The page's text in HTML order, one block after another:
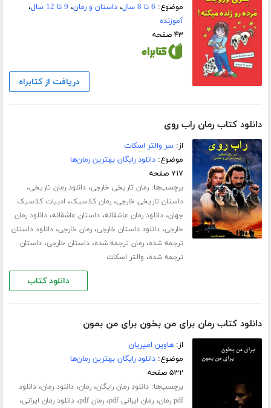
موضوع: 6 تا 8 سال ،داستان و رمان، 9 تا 12 سال
،
آموزنده
۴۳ صفحه
دریافت از کتابراه
دانلود کتاب رمان راب روی
از:سر والتر اسکات
موضوع:دانلود رایگان بهترین رمان‌ها
۷۱۷ صفحه
برچسب‌ها:رمان تاریخی خارجی،دانلود رمان تاریخی،
داستان تاریخی خارجی،رمان کلاسیک، ادبیات کلاسیک
جهان،دانلود رمان عاشقانه،داستان عاشقانه،دانلود رمان
خارجی،دانلود داستان خارجی،رمان خارجی،دانلود داستان
ترجمه شده،رمان ترجمه شده،داستان خارجی،داستان
ترجمه شده، والتر اسکات
دانلود کتاب
دانلود کتاب رمان برای من بخون برای من بمون
از:هاوین امیریان
موضوع:دانلود رایگان بهترین رمان‌ها
۵۳۲ صفحه
برچسب‌ها:دانلود رمان رایگان،رمان،دانلود رمان،دانلود
pdf رمان
،رمان ایرانی pdf ،رمان pdf ،دانلود رمان ایرانی،